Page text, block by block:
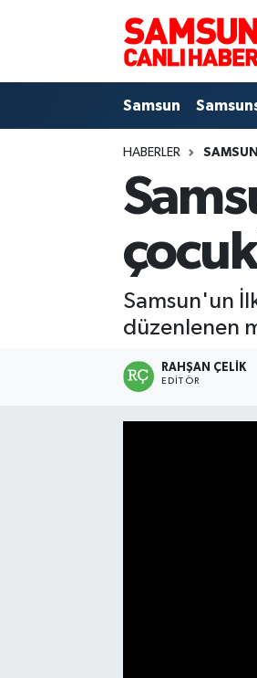
Samsun
HABERLER SAMSUN
Samsun'un
düzenlenen
RAHŞAN ÇELIK
EDITÖR
Samsunspor
Samsun Nöbetçi Eczaneler
Samsun Hava Durumu
Samsun Trafik Yoğunluk
Süper Lig Puan Durumu ve
Tüm Manşetler
Haber Arşivi